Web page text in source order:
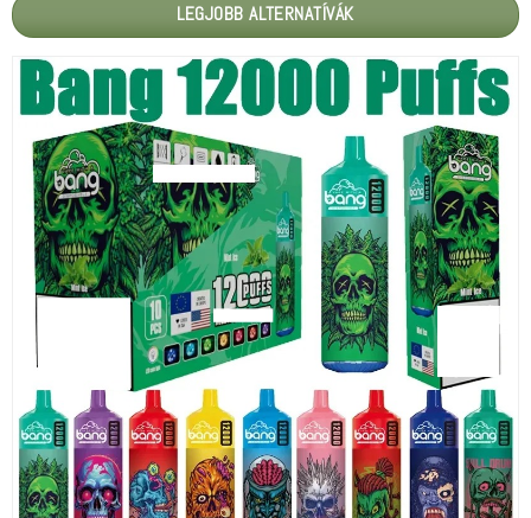
LEGJOBB ALTERNATÍVÁK